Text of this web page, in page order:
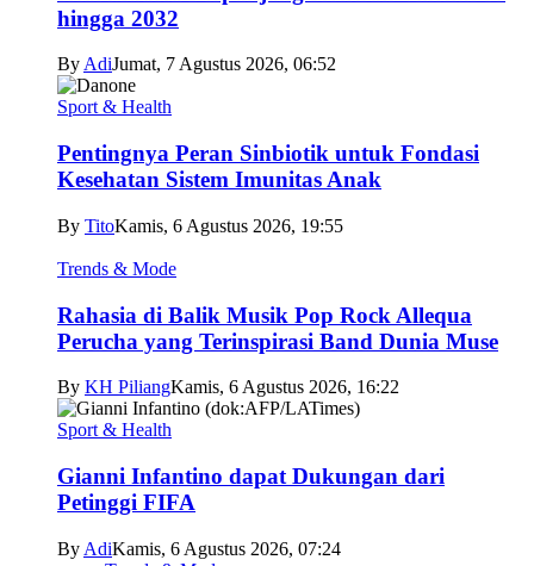
hingga 2032
ByAdiJumat, 7 Agustus 2026, 06:52
Sport & Health
Pentingnya Peran Sinbiotik untuk Fondasi
Kesehatan Sistem Imunitas Anak
By TitoKamis, 6 Agustus 2026, 19:55
Trends & Mode
Rahasia di Balik Musik Pop Rock Allequa
Perucha yang Terinspirasi Band Dunia Muse
By KH PiliangKamis, 6 Agustus 2026, 16:22
Sport & Health
Gianni Infantino dapat Dukungan dari
Petinggi FIFA
By AdiKamis, 6 Agustus 2026, 07:24